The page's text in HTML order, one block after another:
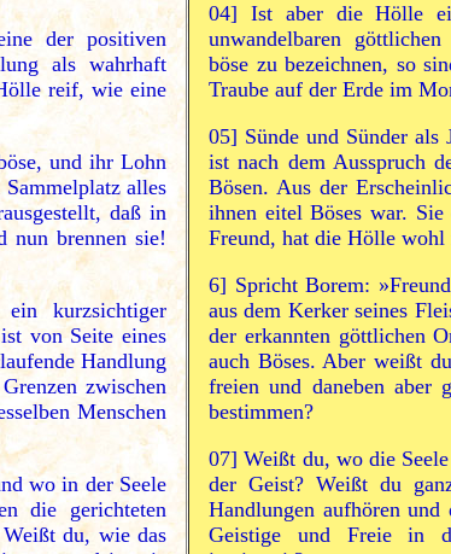
der positiven
als wahrhaft
reif, wie eine
und ihr Lohn
alles
daß in
nun brennen sie!
kurzsichtiger
von Seite eines
Handlung
zwischen
Menschen
wo in der Seele
die gerichteten
du, wie das
04] Ist aber die Hölle
unwandelbaren
böse zu bezeichnen, so
Traube auf der Erde im
05] Sünde und Sünder
ist nach dem Ausspruch
Bösen. Aus der
ihnen eitel Böses war.
Freund, hat die Hölle wohl
6] Spricht Borem:
aus dem Kerker seines
der erkannten göttlichen
auch Böses. Aber weißt
freien und daneben aber
bestimmen?
07] Weißt du, wo die
der Geist? Weißt du
Handlungen aufhören
Geistige und Freie in